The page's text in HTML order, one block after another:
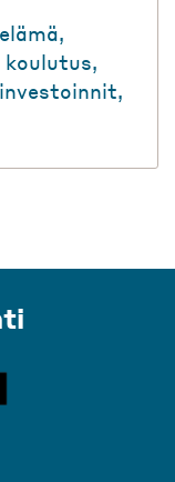
,
koulutus,
investoinnit,